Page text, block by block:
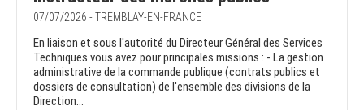
07/07/2026 - TREMBLAY-EN-FRANCE
En liaison et sous l'autorité du Directeur Général des Services
Techniques vous avez pour principales missions : - La gestion
administrative de la commande publique (contrats publics et
dossiers de consultation) de l'ensemble des divisions de la
Direction...